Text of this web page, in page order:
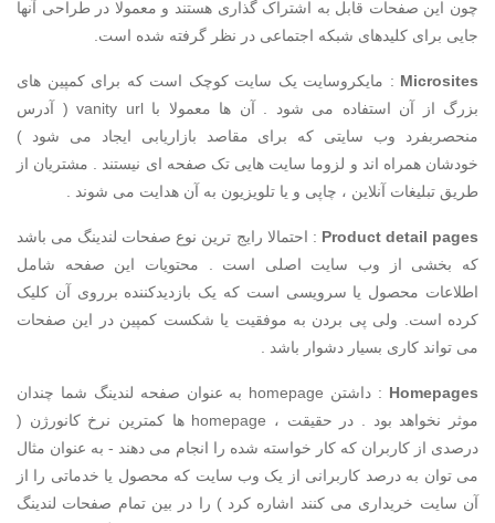
چون این صفحات قابل به اشتراک گذاری هستند و معمولا در طراحی آنها
جایی برای کلیدهای شبکه اجتماعی در نظر گرفته شده است.
Microsites : مایکروسایت یک سایت کوچک است که برای کمپین های
بزرگ از آن استفاده می شود . آن ها معمولا با vanity url ( آدرس
منحصربفرد وب سایتی که برای مقاصد بازاریابی ایجاد می شود )
خودشان همراه اند و لزوما سایت هایی تک صفحه ای نیستند . مشتریان از
طریق تبلیغات آنلاین ، چاپی و یا تلویزیون به آن هدایت می شوند .
Product detail pages : احتمالا رایج ترین نوع صفحات لندینگ می باشد
که بخشی از وب سایت اصلی است . محتویات این صفحه شامل
اطلاعات محصول یا سرویسی است که یک بازدیدکننده برروی آن کلیک
کرده است. ولی پی بردن به موفقیت یا شکست کمپین در این صفحات
می تواند کاری بسیار دشوار باشد .
Homepages
: داشتن homepage به عنوان صفحه لندینگ شما چندان
موثر نخواهد بود . در حقیقت ، homepage ها کمترین نرخ کانورژن (
درصدی از کاربران که کار خواسته شده را انجام می دهند - به عنوان مثال
می توان به درصد کاربرانی از یک وب سایت که محصول یا خدماتی را از
آن سایت خریداری می کنند اشاره کرد ) را در بین تمام صفحات لندینگ